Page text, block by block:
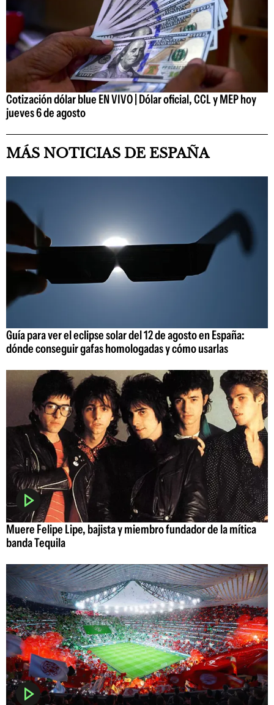
Cotización dólar blue EN VIVO | Dólar oficial, CCL y MEP hoy
jueves 6 de agosto
MÁS NOTICIAS DE ESPAÑA
Guía para ver el eclipse solar del 12 de agosto en España:
dónde conseguir gafas homologadas y cómo usarlas
Muere Felipe Lipe, bajista y miembro fundador de la mítica
banda Tequila